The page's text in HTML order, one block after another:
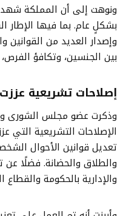
ونوهت إلى أن المملكة
بشكلٍ عام. بما فيها الإطار
وإصدار العديد من القوانين
بين الجنسين، وتكافؤ
إصلاحات تشريعية
وذكرت عضو مجلس الشورى
الإصلاحات التشريعية التي
تعديل قوانين الأحوال
والطلاق والحضانة. فضلًا عن
والإدارية بالحكومة والقطاع